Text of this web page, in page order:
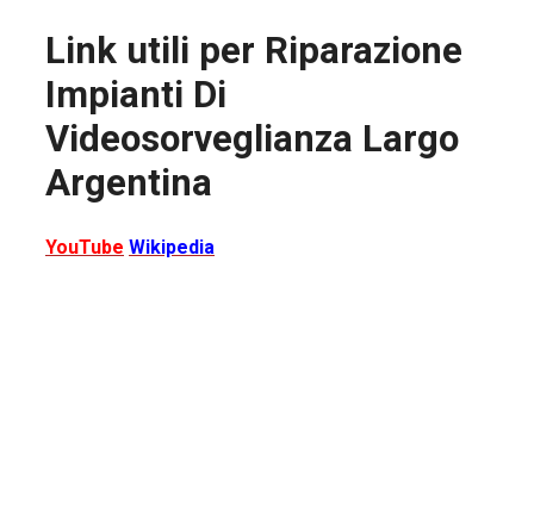
Link utili per Riparazione
Impianti Di
Videosorveglianza Largo
Argentina
YouTube Wikipedia